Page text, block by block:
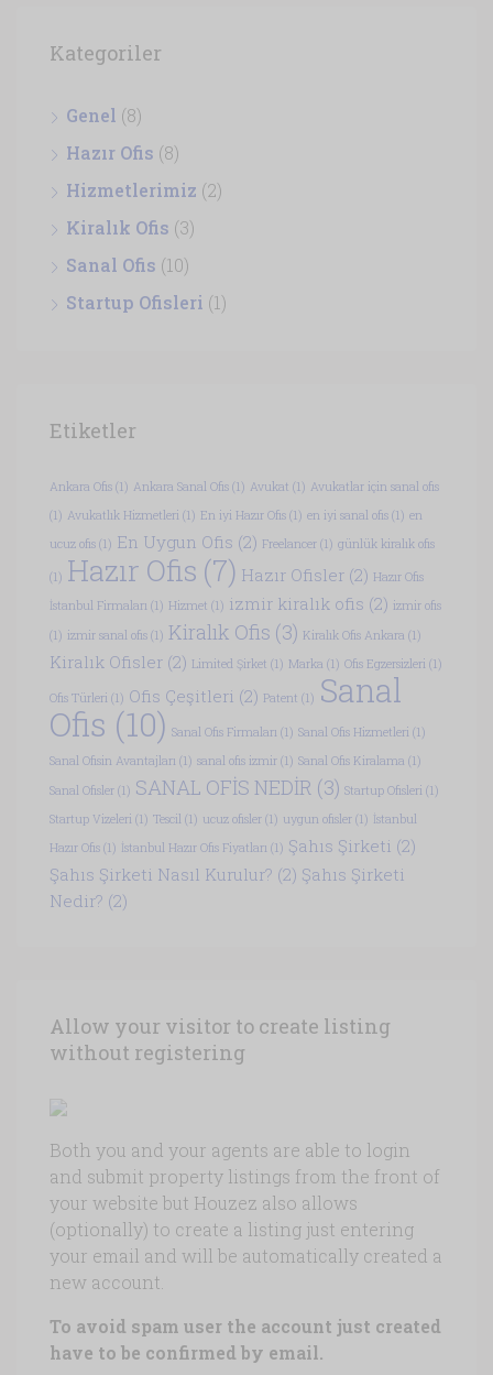
Kategoriler
Genel (8)
Hazır Ofis (8)
Hizmetlerimiz (2)
Kiralık Ofis (3)
Sanal Ofis (10)
Startup Ofisleri (1)
Etiketler
Ankara Ofis (1) Ankara Sanal Ofis (1) Avukat (1) Avukatlar için sanal ofis
(1) Avukatlık Hizmetleri (1) En iyi Hazır Ofis (1) en iyi sanal ofis (1) en
ucuz ofis (1) En Uygun Ofis (2) Freelancer (1) günlük kiralık ofis
(1) Hazır Ofis (7) Hazır Ofisler (2) Hazır Ofis
İstanbul Firmaları (1) Hizmet (1) izmir kiralık ofis (2) izmir ofis
(1) izmir sanal ofis (1) Kiralık Ofis (3) Kiralık Ofis Ankara (1)
Kiralık Ofisler (2) Limited Şirket (1) Marka (1) Ofis Egzersizleri (1)
Ofis Türleri (1) Ofis Çeşitleri (2) Patent (1) Sanal
Ofis (10) Sanal Ofis Firmaları (1) Sanal Ofis Hizmetleri (1)
Sanal Ofisin Avantajları (1) sanal ofis izmir (1) Sanal Ofis Kiralama (1)
Sanal Ofisler (1) SANAL OFİS NEDİR (3) Startup Ofisleri (1)
Startup Vizeleri (1) Tescil (1) ucuz ofisler (1) uygun ofisler (1) İstanbul
Hazır Ofis (1) İstanbul Hazır Ofis Fiyatları (1) Şahıs Şirketi (2)
Şahıs Şirketi Nasıl Kurulur? (2) Şahıs Şirketi
Nedir? (2)
Allow your visitor to create listing
without registering
Both you and your agents are able to login
and submit property listings from the front of
your website but Houzez also allows
(optionally) to create a listing just entering
your email and will be automatically created a
new account.
To avoid spam user the account just created
have to be confirmed by email.